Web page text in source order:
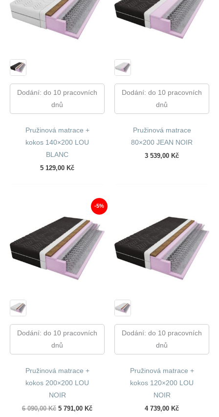
Dodání: do 10 pracovních
dnů
Pružinová matrace +
kokos 140×200 LOU
BLANC
5 129,00 Kč
Dodání: do 10 pracovních
dnů
Pružinová matrace
80×200 JEAN NOIR
3 539,00 Kč
-5%
Dodání: do 10 pracovních
dnů
Pružinová matrace +
kokos 200×200 LOU
NOIR
6 090,00Kč Původní
5 791,00 KčAktuální
Dodání: do 10 pracovních
dnů
Pružinová matrace +
kokos 120×200 LOU
NOIR
4 739,00 Kč